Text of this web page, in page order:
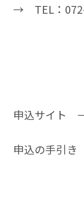
→ TEL：
申込サイト
申込の手引